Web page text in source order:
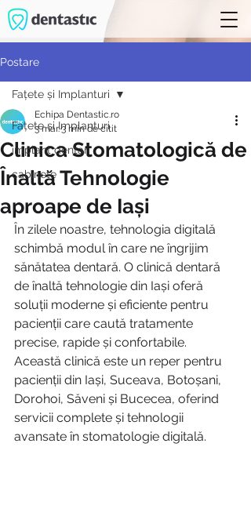
Postare
Fațete și Implanturi
implant dentar
cabinete
Fațete și Implanturi
Clinica Stomatologică de
Înaltă Tehnologie
aproape de Iași
Echipa Dentastic.ro
3 mar.3 min de citit
În zilele noastre, tehnologia digitală
schimbă modul în care ne îngrijim
sănătatea dentară. O clinică dentară
de înaltă tehnologie din Iași oferă
soluții moderne și eficiente pentru
pacienții care caută tratamente
precise, rapide și confortabile.
Această clinică este un reper pentru
pacienții din Iași, Suceava, Botoșani,
Dorohoi, Săveni și Bucecea, oferind
servicii complete și tehnologii
avansate în stomatologie digitală.